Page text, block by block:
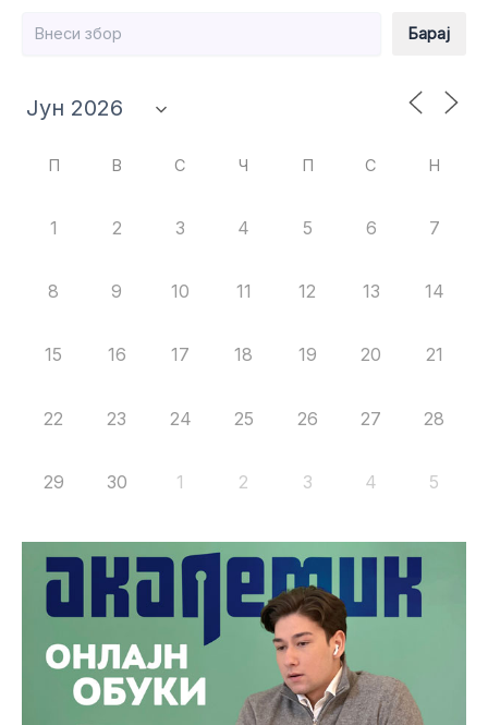
Барај
П В С Ч П С Н
1 2 3 4 5 6 7
8 9 10 11 12 13 14
15 16 17 18 19 20 21
22 23 24 25 26 27 28
29 30 1 2 3 4 5